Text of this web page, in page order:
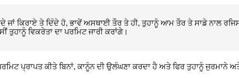
ਜਾਂ ਕਿਰਾਏ ਤੇ ਦਿੰਦੇ ਹੋ, ਭਾਵੇਂ ਅਸਥਾਈ ਤੌਰ ਤੇ ਹੀ, ਤੁਹਾਨੂੰ ਆਮ ਤੌਰ ਤੇ ਸਾਡੇ ਨਾਲ
ਵਿਕਰੇਤਾ ਦਾ ਪਰਮਿਟ ਜਾਰੀ ਕਰਾਂਗੇ।
ਪ੍ਰਾਪਤ ਕੀਤੇ ਬਿਨਾਂ, ਕਾਨੂੰਨ ਦੀ ਉਲੰਘਣਾ ਕਰਦਾ ਹੈ ਅਤੇ ਫਿਰ ਤੁਹਾਨੂੰ ਜੁਰਮਾਨੇ